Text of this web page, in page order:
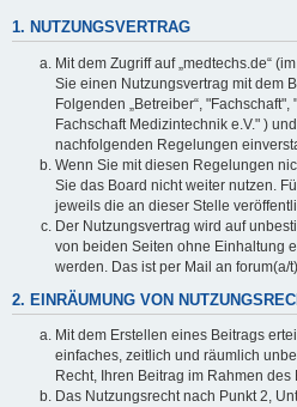
1. NUTZUNGSVERTRAG
Mit dem Zugriff auf „medtechs.de“
Sie einen Nutzungsvertrag mit dem
Folgenden „Betreiber“,
Fachschaft Medizintechnik e.V." )
nachfolgenden Regelungen
Wenn Sie mit diesen Regelungen
Sie das Board nicht weiter nutzen.
jeweils die an dieser Stelle
Der Nutzungsvertrag wird auf
von beiden Seiten ohne Einhaltung
werden. Das ist per Mail an forum(a/
2. EINRÄUMUNG VON
Mit dem Erstellen eines Beitrags
einfaches, zeitlich und räumlich
Recht, Ihren Beitrag im Rahmen des
Das Nutzungsrecht nach Punkt 2,